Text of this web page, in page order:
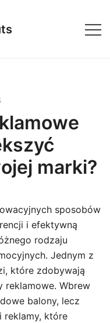
marki?
sposobów
i efektywną
rodzaju
Jednym z
które zdobywają
reklamowe. Wbrew
balony, lecz
reklamy, które